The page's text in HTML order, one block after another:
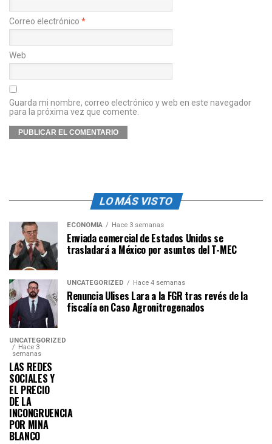
Correo electrónico *
Web
Guarda mi nombre, correo electrónico y web en este navegador
para la próxima vez que comente.
LO MÁS VISTO
ECONOMÍA Hace 3 semanas
Enviada comercial de Estados Unidos se
trasladará a México por asuntos del T-MEC
UNCATEGORIZED Hace 4 semanas
Renuncia Ulises Lara a la FGR tras revés de la
fiscalía en Caso Agronitrogenados
UNCATEGORIZED
Hace 3
semanas
LAS REDES
SOCIALES Y
EL PRECIO
DE LA
INCONGRUENCIA
POR MINA
BLANCO